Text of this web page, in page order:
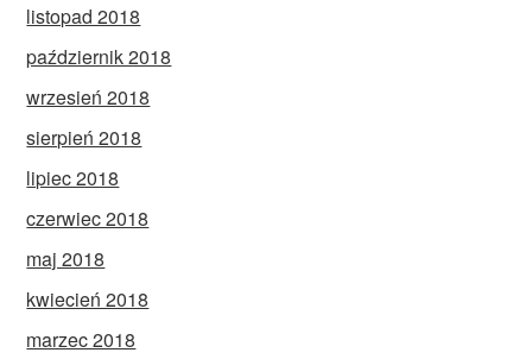
listopad 2018
październik 2018
wrzesień 2018
sierpień 2018
lipiec 2018
czerwiec 2018
maj 2018
kwiecień 2018
marzec 2018